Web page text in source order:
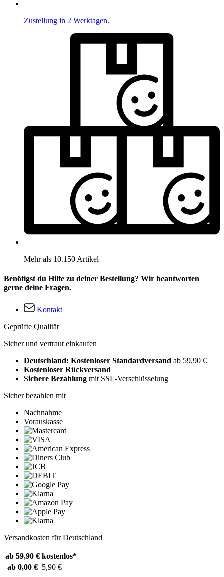
Zustellung in 2 Werktagen.
Mehr als 10.150 Artikel
Benötigst du Hilfe zu deiner Bestellung? Wir beantworten
gerne deine Fragen.
Kontakt
Geprüfte Qualität
Sicher und vertraut einkaufen
Deutschland: Kostenloser Standardversand ab 59,90 €
Kostenloser Rückversand
Sichere Bezahlung mit SSL-Verschlüsselung
Sicher bezahlen mit
Nachnahme
Vorauskasse
Versandkosten für Deutschland
ab 59,90 € kostenlos*
ab 0,00 € 5,90 €